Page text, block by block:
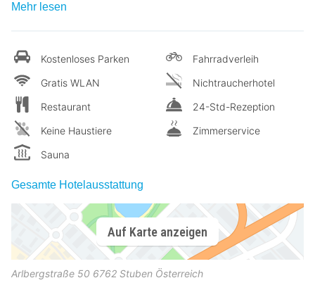
Mehr lesen
Kostenloses Parken
Gratis WLAN
Restaurant
Keine Haustiere
Sauna
Fahrradverleih
Nichtraucherhotel
24-Std-Rezeption
Zimmerservice
Gesamte Hotelausstattung
Auf Karte anzeigen
Arlbergstraße 50 6762 Stuben Österreich